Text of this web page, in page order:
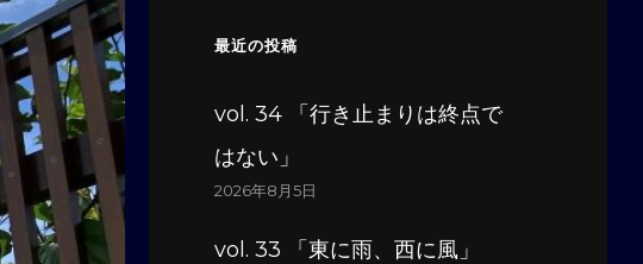
最近の投稿
vol. 34 「行き止まりは終点で
はない」
2026年8月5日
vol. 33 「東に雨、西に風」